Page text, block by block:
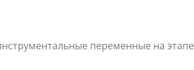
переменные на этапе